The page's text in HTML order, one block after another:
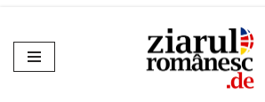
Sari
la